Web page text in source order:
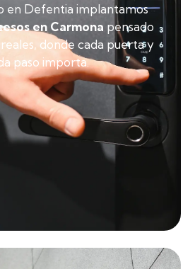
en Defentia implantamos
en Carmona pensado
donde cada puerta y
paso importa.